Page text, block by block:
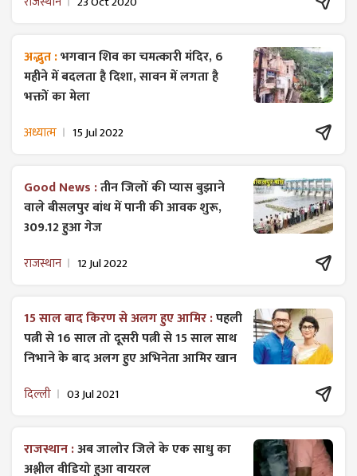
अद्भुत :भगवान शिव का चमत्कारी मंदिर, 6
महीने में बदलता है दिशा, सावन में लगता है
भक्तों का मेला
अध्यात्म 15 Jul 2022
Good News :तीन जिलों की प्यास बुझाने
वाले बीसलपुर बांध में पानी की आवक शुरू,
309.12 हुआ गेज
राजस्थान 12 Jul 2022
15 साल बाद किरण से अलग हुए आमिर :पहली
पत्नी से 16 साल तो दूसरी पत्नी से 15 साल साथ
निभाने के बाद अलग हुए अभिनेता आमिर खान
दिल्ली 03 Jul 2021
राजस्थान :अब जालोर जिले के एक साधु का
अश्लील वीडियो हुआ वायरल